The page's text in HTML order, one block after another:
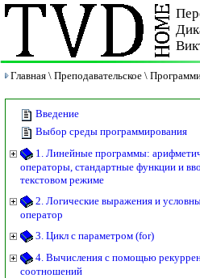
Главная \ Преподавательское \
Введение
Выбор среды программирования
1. Линейные программы:
операторы, стандартные функции и
текстовом режиме
2. Логические выражения и
оператор
3. Цикл с параметром (for)
4. Вычисления с помощью
соотношений